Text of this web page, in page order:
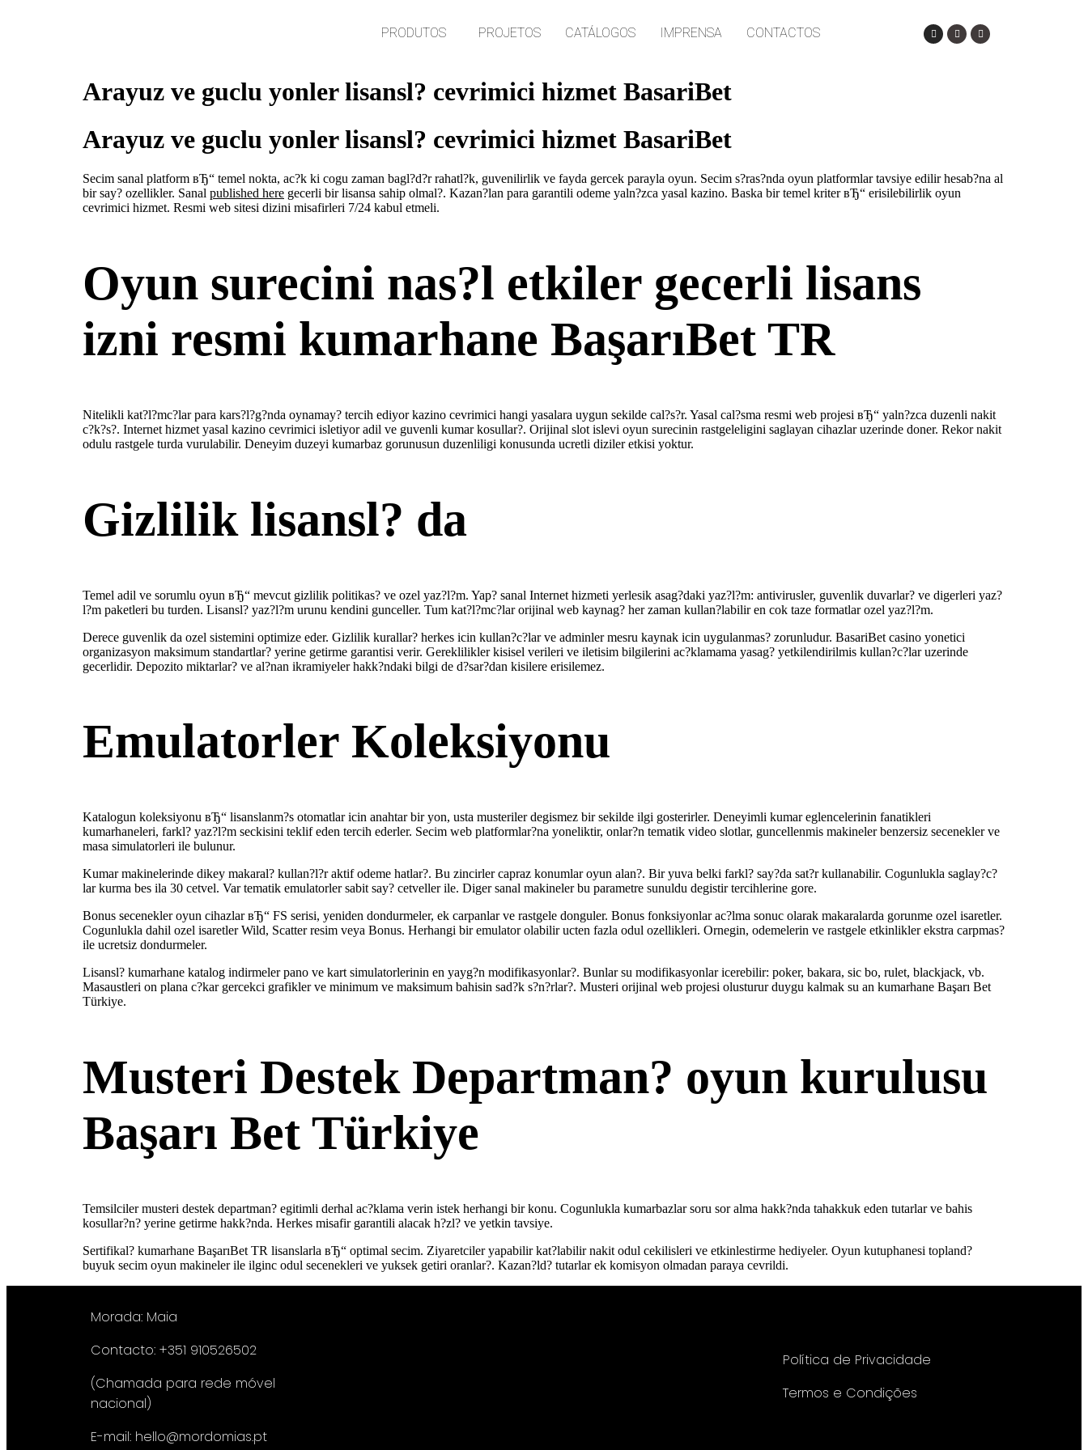
PRODUTOS PROJETOS CATÁLOGOS IMPRENSA CONTACTOS
Arayuz ve guclu yonler lisansl? cevrimici hizmet BasariBet
Arayuz ve guclu yonler lisansl? cevrimici hizmet BasariBet
Secim sanal platform вЂ“ temel nokta, ac?k ki cogu zaman bagl?d?r rahatl?k, guvenilirlik ve fayda gercek parayla oyun. Secim s?ras?nda oyun platformlar tavsiye edilir hesab?na al
bir say? ozellikler. Sanal published here gecerli bir lisansa sahip olmal?. Kazan?lan para garantili odeme yaln?zca yasal kazino. Baska bir temel kriter вЂ“ erisilebilirlik oyun
cevrimici hizmet. Resmi web sitesi dizini misafirleri 7/24 kabul etmeli.
Oyun surecini nas?l etkiler gecerli lisans
izni resmi kumarhane BaşarıBet TR
Nitelikli kat?l?mc?lar para kars?l?g?nda oynamay? tercih ediyor kazino cevrimici hangi yasalara uygun sekilde cal?s?r. Yasal cal?sma resmi web projesi вЂ“ yaln?zca duzenli nakit
c?k?s?. Internet hizmet yasal kazino cevrimici isletiyor adil ve guvenli kumar kosullar?. Orijinal slot islevi oyun surecinin rastgeleligini saglayan cihazlar uzerinde doner. Rekor nakit
odulu rastgele turda vurulabilir. Deneyim duzeyi kumarbaz gorunusun duzenliligi konusunda ucretli diziler etkisi yoktur.
Gizlilik lisansl? da
Temel adil ve sorumlu oyun вЂ“ mevcut gizlilik politikas? ve ozel yaz?l?m. Yap? sanal Internet hizmeti yerlesik asag?daki yaz?l?m: antivirusler, guvenlik duvarlar? ve digerleri yaz?
l?m paketleri bu turden. Lisansl? yaz?l?m urunu kendini gunceller. Tum kat?l?mc?lar orijinal web kaynag? her zaman kullan?labilir en cok taze formatlar ozel yaz?l?m.
Derece guvenlik da ozel sistemini optimize eder. Gizlilik kurallar? herkes icin kullan?c?lar ve adminler mesru kaynak icin uygulanmas? zorunludur. BasariBet casino yonetici
organizasyon maksimum standartlar? yerine getirme garantisi verir. Gereklilikler kisisel verileri ve iletisim bilgilerini ac?klamama yasag? yetkilendirilmis kullan?c?lar uzerinde
gecerlidir. Depozito miktarlar? ve al?nan ikramiyeler hakk?ndaki bilgi de d?sar?dan kisilere erisilemez.
Emulatorler Koleksiyonu
Katalogun koleksiyonu вЂ“ lisanslanm?s otomatlar icin anahtar bir yon, usta musteriler degismez bir sekilde ilgi gosterirler. Deneyimli kumar eglencelerinin fanatikleri
kumarhaneleri, farkl? yaz?l?m seckisini teklif eden tercih ederler. Secim web platformlar?na yoneliktir, onlar?n tematik video slotlar, guncellenmis makineler benzersiz secenekler ve
masa simulatorleri ile bulunur.
Kumar makinelerinde dikey makaral? kullan?l?r aktif odeme hatlar?. Bu zincirler capraz konumlar oyun alan?. Bir yuva belki farkl? say?da sat?r kullanabilir. Cogunlukla saglay?c?
lar kurma bes ila 30 cetvel. Var tematik emulatorler sabit say? cetveller ile. Diger sanal makineler bu parametre sunuldu degistir tercihlerine gore.
Bonus secenekler oyun cihazlar вЂ“ FS serisi, yeniden dondurmeler, ek carpanlar ve rastgele donguler. Bonus fonksiyonlar ac?lma sonuc olarak makaralarda gorunme ozel isaretler.
Cogunlukla dahil ozel isaretler Wild, Scatter resim veya Bonus. Herhangi bir emulator olabilir ucten fazla odul ozellikleri. Ornegin, odemelerin ve rastgele etkinlikler ekstra carpmas?
ile ucretsiz dondurmeler.
Lisansl? kumarhane katalog indirmeler pano ve kart simulatorlerinin en yayg?n modifikasyonlar?. Bunlar su modifikasyonlar icerebilir: poker, bakara, sic bo, rulet, blackjack, vb.
Masaustleri on plana c?kar gercekci grafikler ve minimum ve maksimum bahisin sad?k s?n?rlar?. Musteri orijinal web projesi olusturur duygu kalmak su an kumarhane Başarı Bet
Türkiye.
Musteri Destek Departman? oyun kurulusu
Başarı Bet Türkiye
Temsilciler musteri destek departman? egitimli derhal ac?klama verin istek herhangi bir konu. Cogunlukla kumarbazlar soru sor alma hakk?nda tahakkuk eden tutarlar ve bahis
kosullar?n? yerine getirme hakk?nda. Herkes misafir garantili alacak h?zl? ve yetkin tavsiye.
Sertifikal? kumarhane BaşarıBet TR lisanslarla вЂ“ optimal secim. Ziyaretciler yapabilir kat?labilir nakit odul cekilisleri ve etkinlestirme hediyeler. Oyun kutuphanesi topland?
buyuk secim oyun makineler ile ilginc odul secenekleri ve yuksek getiri oranlar?. Kazan?ld? tutarlar ek komisyon olmadan paraya cevrildi.
Morada: Maia
Contacto: +351 910526502
(Chamada para rede móvel
nacional)
E-mail: hello@mordomias.pt
Política de Privacidade
Termos e Condições